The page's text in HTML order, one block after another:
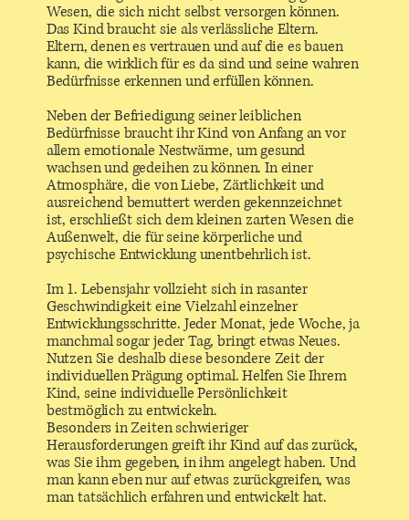
Wesen, die sich nicht selbst versorgen können.
Das Kind braucht sie als verlässliche Eltern.
Eltern, denen es vertrauen und auf die es bauen
kann, die wirklich für es da sind und seine wahren
Bedürfnisse erkennen und erfüllen können.
Neben der Befriedigung seiner leiblichen
Bedürfnisse braucht ihr Kind von Anfang an vor
allem emotionale Nestwärme, um gesund
wachsen und gedeihen zu können. In einer
Atmosphäre, die von Liebe, Zärtlichkeit und
ausreichend bemuttert werden gekennzeichnet
ist, erschließt sich dem kleinen zarten Wesen die
Außenwelt, die für seine körperliche und
psychische Entwicklung unentbehrlich ist.
Im 1. Lebensjahr vollzieht sich in rasanter
Geschwindigkeit eine Vielzahl einzelner
Entwicklungsschritte. Jeder Monat, jede Woche, ja
manchmal sogar jeder Tag, bringt etwas Neues.
Nutzen Sie deshalb diese besondere Zeit der
individuellen Prägung optimal. Helfen Sie Ihrem
Kind, seine individuelle Persönlichkeit
bestmöglich zu entwickeln.
Besonders in Zeiten schwieriger
Herausforderungen greift ihr Kind auf das zurück,
was Sie ihm gegeben, in ihm angelegt haben. Und
man kann eben nur auf etwas zurückgreifen, was
man tatsächlich erfahren und entwickelt hat.